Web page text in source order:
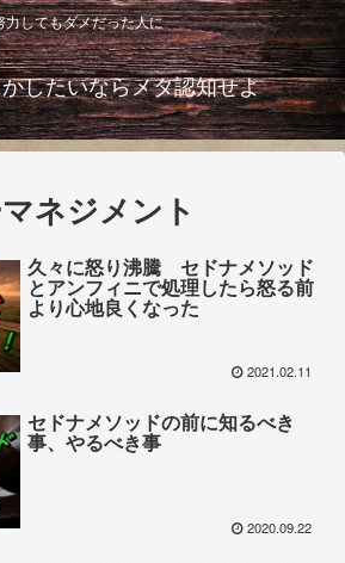
力してもダメだった人に
したいならメタ認知せよ
ネジメント
久々に怒り沸騰 セドナメソッド
とアンフィニで処理したら怒る前
より心地良くなった
2021.02.11
セドナメソッドの前に知るべき
事、やるべき事
2020.09.22